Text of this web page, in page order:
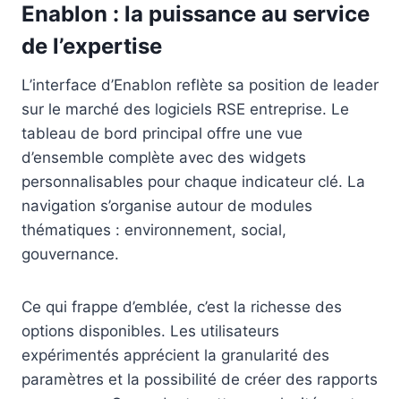
Enablon : la puissance au service
de l’expertise
L’interface d’Enablon reflète sa position de leader
sur le marché des logiciels RSE entreprise. Le
tableau de bord principal offre une vue
d’ensemble complète avec des widgets
personnalisables pour chaque indicateur clé. La
navigation s’organise autour de modules
thématiques : environnement, social,
gouvernance.
Ce qui frappe d’emblée, c’est la richesse des
options disponibles. Les utilisateurs
expérimentés apprécient la granularité des
paramètres et la possibilité de créer des rapports